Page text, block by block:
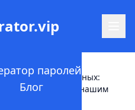
паролей
Блог
при утечке данных:
пароли с нашим
паролей